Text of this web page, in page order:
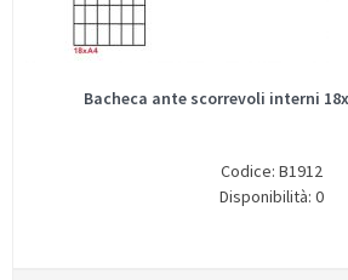
Bacheca ante scorrevoli interni
Codice: B1912
Disponibilità: 0